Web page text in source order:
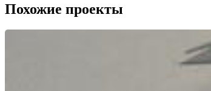
Похожие проекты